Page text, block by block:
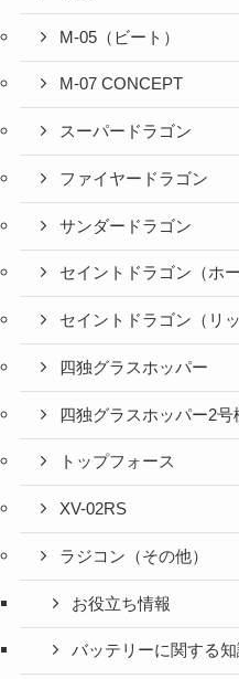
M-05（ビート）
M-07 CONCEPT
スーパードラゴン
ファイヤードラゴン
サンダードラゴン
セイントドラゴン（ホ
セイントドラゴン（リ
四独グラスホッパー
四独グラスホッパー2号
トップフォース
XV-02RS
ラジコン（その他）
お役立ち情報
バッテリーに関する